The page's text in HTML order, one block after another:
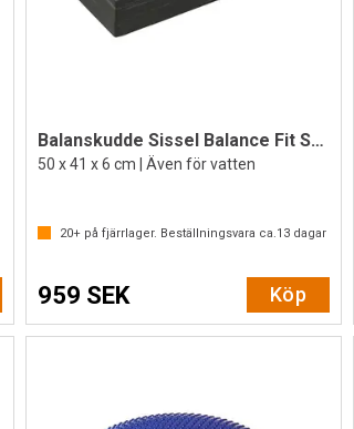
Balanskudde Sissel Balance Fit Svart
50 x 41 x 6 cm | Även för vatten
20+ på fjärrlager. Beställningsvara ca.13 dagar
959 SEK Köp